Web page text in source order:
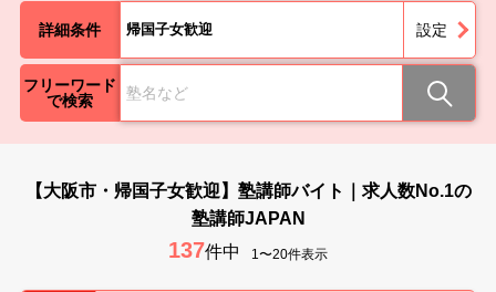
詳細条件 帰国子女歓迎 設定
フリーワード
で検索
【大阪市・帰国子女歓迎】塾講師バイト｜求人数No.1の
塾講師JAPAN
137件中 1〜20件表示